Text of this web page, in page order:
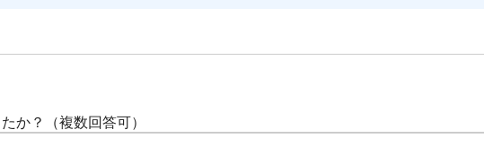
か？（複数回答可）